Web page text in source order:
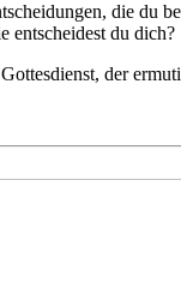
die du
entscheidest du dich?
der